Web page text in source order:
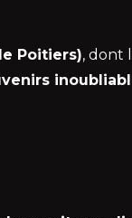
Poitiers), dont